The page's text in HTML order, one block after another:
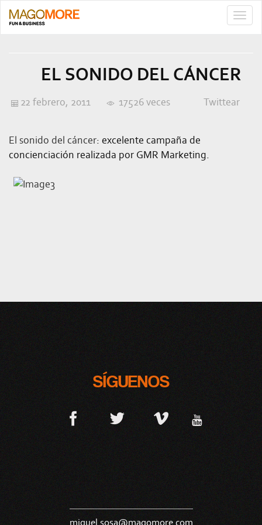
EL SONIDO DEL CÁNCER
22 febrero, 2011 17526 veces Twittear
El sonido del cáncer: excelente campaña de
concienciación realizada por GMR Marketing.
SÍGUENOS
miguel.sosa@magomore.com